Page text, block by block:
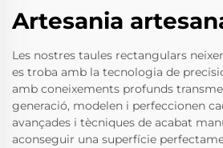
Artesania
Les nostres taules rectangulars
es troba amb la tecnologia de
amb coneixements profunds
generació, modelen i perfeccionen
avançades i tècniques de acabat
aconseguir una superfície